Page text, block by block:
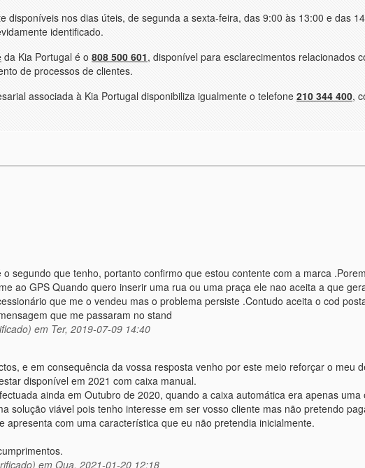
disponíveis nos dias úteis, de segunda a sexta-feira, das 9:00 às 13:00 e das
identificado.
da Kia Portugal é o 808 500 601, disponível para esclarecimentos relacionados
de processos de clientes.
associada à Kia Portugal disponibiliza igualmente o telefone 210 344 400,
segundo que tenho, portanto confirmo que estou contente com a marca
ao GPS Quando quero inserir uma rua ou uma praça ele nao aceita a que
que me o vendeu mas o problema persiste .Contudo aceita o cod
que me passaram no stand
em Ter, 2019-07-09 14:40
e em consequência da vossa resposta venho por este meio reforçar o meu
disponível em 2021 com caixa manual.
ainda em Outubro de 2020, quando a caixa automática era apenas
solução viável pois tenho interesse em ser vosso cliente mas não pretendo
apresenta com uma característica que eu não pretendia inicialmente.
em Qua, 2021-01-20 12:18